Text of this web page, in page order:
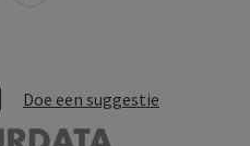
Doe een suggestie